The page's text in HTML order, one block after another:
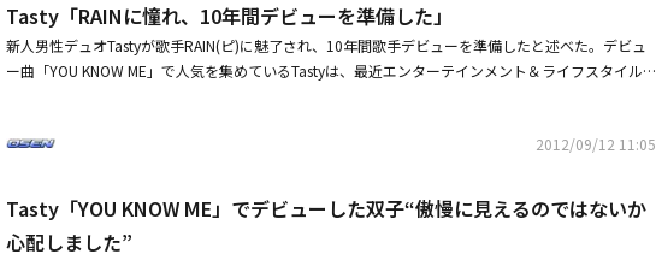
で、中国人の友人の集まりがあります。頻繁には会わないですが、時々会って情報交換をしていま
す」と話した。また、Tastyはジアとフェイに感謝の気持ちを伝えた。Tastyとジア、フェイはJYPエ
ンターテインメントで共に練習生生活を送った仲間であり、ジアとフェイも中国人であるだけにTast
最近、ケーブルチャンネルY-STAR『食神ロード』という番組を撮影しましたが、その時のMCが2AM
新曲「Day`n Night」で精力的に活動している。
Tasty「RAINに憧れ、10年間デビューを準備した」
新人男性デュオTastyが歌手RAIN(ピ)に魅了され、10年間歌手デビューを準備したと述べた。デビュ
ー曲「YOU KNOW ME」で人気を集めているTastyは、最近エンターテインメント＆ライフスタイル
AIN先輩以来、練習生としては唯一パク・ジニョン先輩のバックアップダンサーとして活動した。そ
「デュオといえば、人々はDEUXを思い出す。今はその対象がTastyになるようにしたい」と抱負を語
った。この日、Tastyはブルーデニムをテーマに撮影を行った。メンバーのソリョンは2つの色のデニ
ムシャツを、テリョンは独特なストライプのシャツを着て、スタイリッシュなフッションセンスをア
2012/09/12 11:05
Tasty「YOU KNOW ME」でデビューした双子“傲慢に見えるのではないか
心配しました”